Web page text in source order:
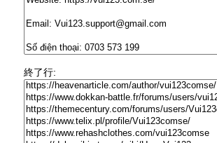
終了行: